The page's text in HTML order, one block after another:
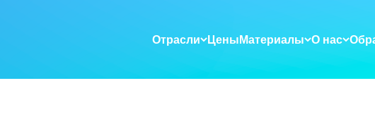
Отрасли ЦеныМатериалы О нас